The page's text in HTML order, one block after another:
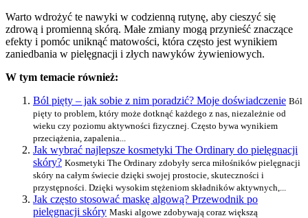
Warto wdrożyć te nawyki w codzienną rutynę, aby cieszyć się
zdrową i promienną skórą. Małe zmiany mogą przynieść znaczące
efekty i pomóc uniknąć matowości, która często jest wynikiem
zaniedbania w pielęgnacji i złych nawyków żywieniowych.
W tym temacie również:
Ból pięty – jak sobie z nim poradzić? Moje doświadczenie Ból
pięty to problem, który może dotknąć każdego z nas, niezależnie od
wieku czy poziomu aktywności fizycznej. Często bywa wynikiem
przeciążenia, zapalenia...
Jak wybrać najlepsze kosmetyki The Ordinary do pielęgnacji
skóry? Kosmetyki The Ordinary zdobyły serca miłośników pielęgnacji
skóry na całym świecie dzięki swojej prostocie, skuteczności i
przystępności. Dzięki wysokim stężeniom składników aktywnych,...
Jak często stosować maskę algową? Przewodnik po
pielęgnacji skóry Maski algowe zdobywają coraz większą